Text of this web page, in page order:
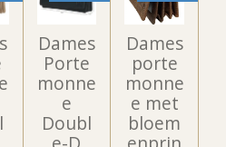
Dames
Porte
monne
e
Doubl
Dames
porte
monne
e met
bloem